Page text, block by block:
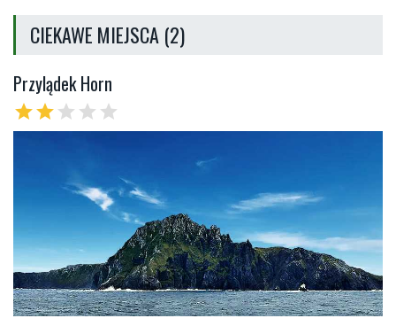
CIEKAWE MIEJSCA (2)
Przylądek Horn
starstar star star star